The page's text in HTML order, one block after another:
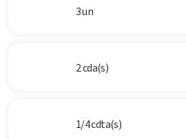
3 un
2 cda(s)
1/4 cdta(s)